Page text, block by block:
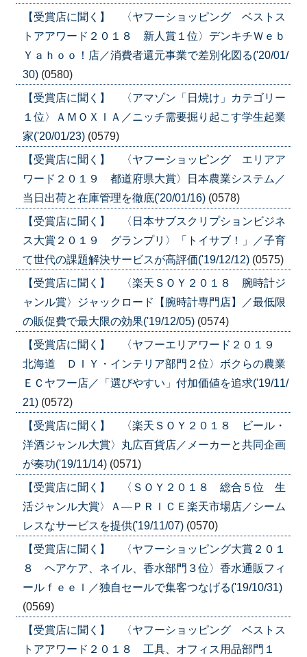
【受賞店に聞く】 〈ヤフーショッピング ベストス
トアアワード２０１８ 新人賞１位〉デンキチＷｅｂ
Ｙａｈｏｏ！店／消費者還元事業で差別化図る('20/01/
30) (0580)
【受賞店に聞く】 〈アマゾン「日焼け」カテゴリー
１位〉ＡＭＯＸＩＡ／ニッチ需要掘り起こす学生起業
家('20/01/23) (0579)
【受賞店に聞く】 〈ヤフーショッピング エリアア
ワード２０１９ 都道府県大賞〉日本農業システム／
当日出荷と在庫管理を徹底('20/01/16) (0578)
【受賞店に聞く】 〈日本サブスクリプションビジネ
ス大賞２０１９ グランプリ〉「トイサブ！」／子育
て世代の課題解決サービスが高評価('19/12/12) (0575)
【受賞店に聞く】 〈楽天ＳＯＹ２０１８ 腕時計ジ
ャンル賞〉ジャックロード【腕時計専門店】／最低限
の販促費で最大限の効果('19/12/05) (0574)
【受賞店に聞く】 〈ヤフーエリアワード２０１９
北海道 ＤＩＹ・インテリア部門２位〉ボクらの農業
ＥＣヤフー店／「選びやすい」付加価値を追求('19/11/
21) (0572)
【受賞店に聞く】 〈楽天ＳＯＹ２０１８ ビール・
洋酒ジャンル大賞〉丸広百貨店／メーカーと共同企画
が奏功('19/11/14) (0571)
【受賞店に聞く】 〈ＳＯＹ２０１８ 総合５位 生
活ジャンル大賞〉Ａ―ＰＲＩＣＥ楽天市場店／シーム
レスなサービスを提供('19/11/07) (0570)
【受賞店に聞く】 〈ヤフーショッピング大賞２０１
８ ヘアケア、ネイル、香水部門３位〉香水通販フィ
ールｆｅｅｌ／独自セールで集客つなげる('19/10/31)
(0569)
【受賞店に聞く】 〈ヤフーショッピング ベストス
トアアワード２０１８ 工具、オフィス用品部門１